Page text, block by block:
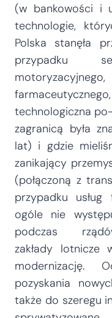
(w bankowości i
technologie,
Polska stanęła
przypadku
technologiczna
zagranicą była
lat) i gdzie
zanikający
(połączoną z
przypadku
ogóle nie
podczas
zakłady lotnicze
modernizację.
pozyskania
także do szeregu